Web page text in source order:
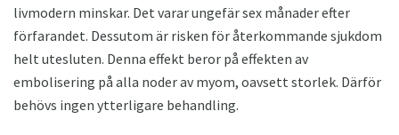
livmodern minskar. Det varar ungefär sex månader efter
förfarandet. Dessutom är risken för återkommande sjukdom
helt utesluten. Denna effekt beror på effekten av
embolisering på alla noder av myom, oavsett storlek. Därför
behövs ingen ytterligare behandling.